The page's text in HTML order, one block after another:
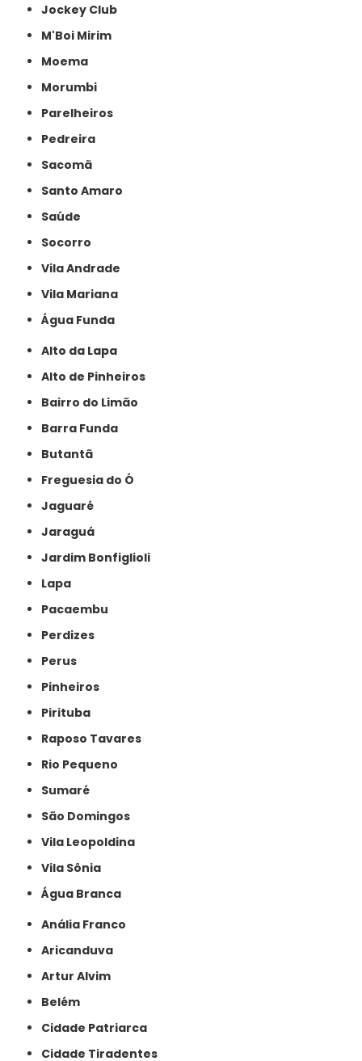
Jockey Club
M'Boi Mirim
Moema
Morumbi
Parelheiros
Pedreira
Sacomã
Santo Amaro
Saúde
Socorro
Vila Andrade
Vila Mariana
Água Funda
Alto da Lapa
Alto de Pinheiros
Bairro do Limão
Barra Funda
Butantã
Freguesia do Ó
Jaguaré
Jaraguá
Jardim Bonfiglioli
Lapa
Pacaembu
Perdizes
Perus
Pinheiros
Pirituba
Raposo Tavares
Rio Pequeno
Sumaré
São Domingos
Vila Leopoldina
Vila Sônia
Água Branca
Anália Franco
Aricanduva
Artur Alvim
Belém
Cidade Patriarca
Cidade Tiradentes